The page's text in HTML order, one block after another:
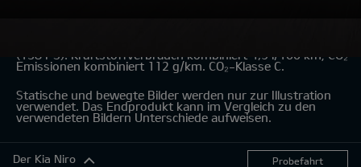
(138 PS): Kraftstoffverbrauch kombiniert 4,9 l/100 km; CO₂-
Emissionen kombiniert 112 g/km. CO₂-Klasse C.
Statische und bewegte Bilder werden nur zur Illustration
verwendet. Das Endprodukt kann im Vergleich zu den
verwendeten Bildern Unterschiede aufweisen.
Der Kia Niro Probefahrt